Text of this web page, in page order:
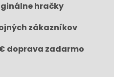
hračky
zákazníkov
doprava zadarmo